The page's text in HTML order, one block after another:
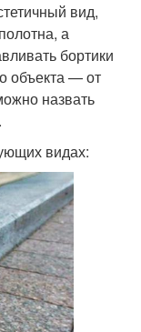
вид,
а
бортики
объекта — от
назвать
видах: